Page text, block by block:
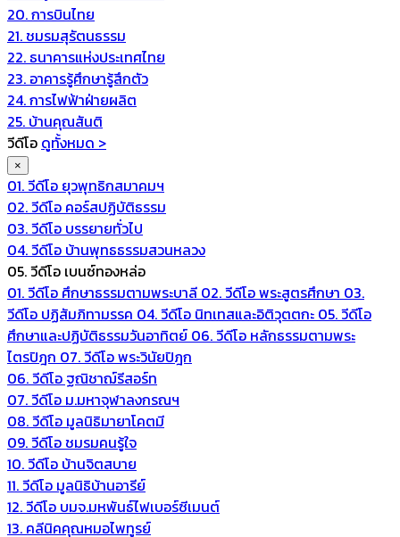
20. การบินไทย
21. ชมรมสุรัตนธรรม
22. ธนาคารแห่งประเทศไทย
23. อาคารรู้ศึกษารู้สึกตัว
24. การไฟฟ้าฝ่ายผลิต
25. บ้านคุณสันติ
วีดีโอ ดูทั้งหมด >
×
01. วีดีโอ ยุวพุทธิกสมาคมฯ
02. วีดีโอ คอร์สปฏิบัติธรรม
03. วีดีโอ บรรยายทั่วไป
04. วีดีโอ บ้านพุทธธรรมสวนหลวง
05. วีดีโอ เบนซ์ทองหล่อ
01. วีดีโอ ศึกษาธรรมตามพระบาลี 02. วีดีโอ พระสูตรศึกษา 03.
วีดีโอ ปฏิสัมภิทามรรค 04. วีดีโอ นิทเทสและอิติวุตตกะ 05. วีดีโอ
ศึกษาและปฏิบัติธรรมวันอาทิตย์ 06. วีดีโอ หลักธรรมตามพระ
ไตรปิฎก 07. วีดีโอ พระวินัยปิฎก
06. วีดีโอ ฐณิชาฌ์รีสอร์ท
07. วีดีโอ ม.มหาจุฬาลงกรณฯ
08. วีดีโอ มูลนิธิมายาโคตมี
09. วีดีโอ ชมรมคนรู้ใจ
10. วีดีโอ บ้านจิตสบาย
11. วีดีโอ มูลนิธิบ้านอารีย์
12. วีดีโอ บมจ.มหพันธ์ไฟเบอร์ซีเมนต์
13. คลีนิคคุณหมอไพทูรย์